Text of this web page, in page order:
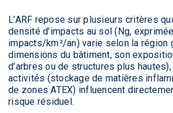
L’ARF repose sur plusieurs critères
densité d’impacts au sol (Ng,
impacts/km²/an) varie selon la région
dimensions du bâtiment, son
d’arbres ou de structures plus
activités (stockage de matières
de zones ATEX) influencent
risque résiduel.